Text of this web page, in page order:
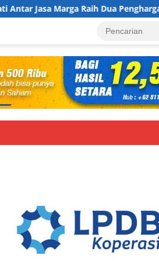
Dua Penghargaan Coffee